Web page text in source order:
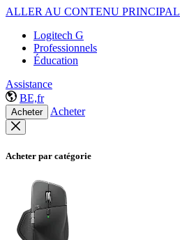
ALLER AU CONTENU PRINCIPAL
Logitech G
Professionnels
Éducation
Assistance
BE,fr
Acheter Acheter
Acheter par catégorie